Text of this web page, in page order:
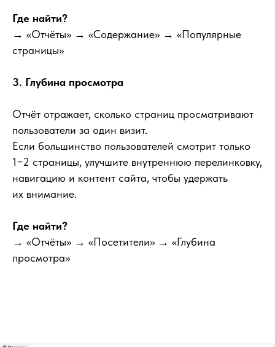
Где найти?
→ «Отчёты» → «Содержание» → «Популярные
страницы»
3. Глубина просмотра
Отчёт отражает, сколько страниц просматривают
пользователи за один визит.
Если большинство пользователей смотрит только
1−2 страницы, улучшите внутреннюю перелинковку,
навигацию и контент сайта, чтобы удержать
их внимание.
Где найти?
→ «Отчёты» → «Посетители» → «Глубина
просмотра»